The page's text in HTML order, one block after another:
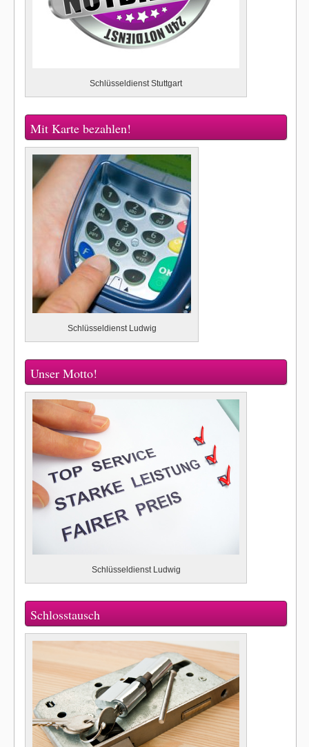
Schlüsseldienst Stuttgart
Mit Karte bezahlen!
Schlüsseldienst Ludwig
Unser Motto!
Schlüsseldienst Ludwig
Schlosstausch